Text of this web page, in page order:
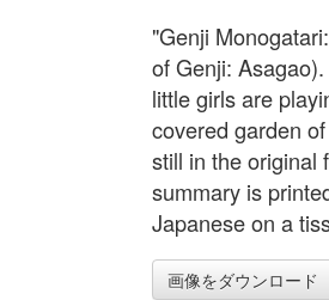
"Genji
of Genji:
little girls are
covered garden
still in the original
summary is
Japanese on a
画像をダウンロード